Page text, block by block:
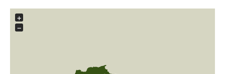
+
−